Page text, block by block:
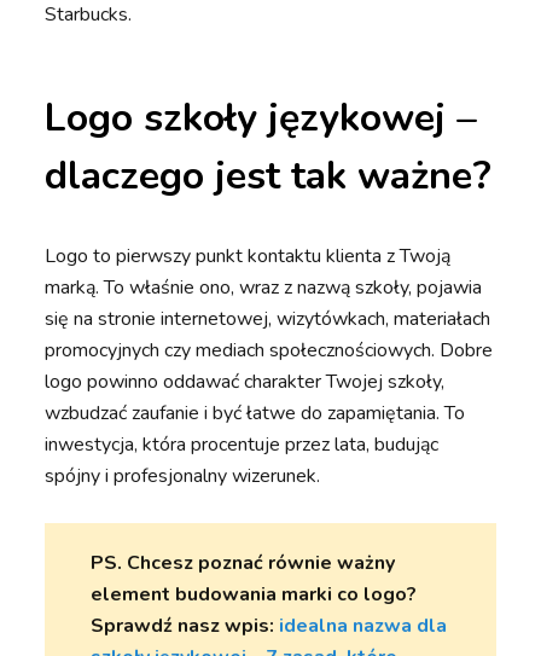
Starbucks.
Logo szkoły językowej –
dlaczego jest tak ważne?
Logo to pierwszy punkt kontaktu klienta z Twoją
marką. To właśnie ono, wraz z nazwą szkoły, pojawia
się na stronie internetowej, wizytówkach, materiałach
promocyjnych czy mediach społecznościowych. Dobre
logo powinno oddawać charakter Twojej szkoły,
wzbudzać zaufanie i być łatwe do zapamiętania. To
inwestycja, która procentuje przez lata, budując
spójny i profesjonalny wizerunek.
PS. Chcesz poznać równie ważny
element budowania marki co logo?
Sprawdź nasz wpis: idealna nazwa dla